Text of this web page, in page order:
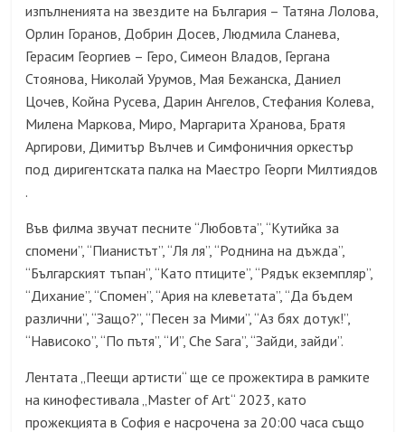
изпълненията на звездите на България – Татяна Лолова,
Орлин Горанов, Добрин Досев, Людмила Сланева,
Герасим Георгиев – Геро, Симеон Владов, Гергана
Стоянова, Николай Урумов, Мая Бежанска, Даниел
Цочев, Койна Русева, Дарин Ангелов, Стефания Колева,
Милена Маркова, Миро, Маргарита Хранова, Братя
Аргирови, Димитър Вълчев и Симфоничния оркестър
под диригентската палка на Маестро Георги Милтиядов
.
Във филма звучат песните “Любовта”, “Кутийка за
спомени”, “Пианистът”, “Ля ля”, “Роднина на дъжда”,
“Българският тъпан”, “Като птиците”, “Рядък екземпляр”,
“Дихание”, “Спомен”, “Ария на клеветата”, “Да бъдем
различни”, “Защо?”, “Песен за Мими”, “Аз бях дотук!”,
“Нависоко”, “По пътя”, “И”, Che Sara”, “Зайди, зайди”.
Лентата „Пеещи артисти“ ще се прожектира в рамките
на кинофестивала „Master of Art“ 2023, като
прожекцията в София е насрочена за 20:00 часа също